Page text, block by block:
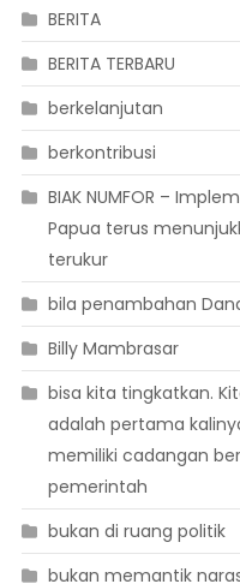
BERITA
BERITA TERBARU
berkelanjutan
berkontribusi
BIAK NUMFOR –
Papua terus
terukur
bila penambahan
Billy Mambrasar
bisa kita tingkatkan.
adalah pertama
memiliki cadangan
pemerintah
bukan di ruang politik
bukan memantik